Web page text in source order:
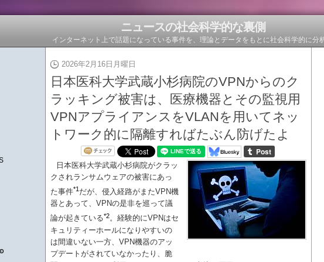
ニュースの社会科学的な裏側
インターネット上で話題になっている事件を、理論とデータをもとに社会科学的に分
2026年2月16日月曜日
日本医科大学武蔵小杉病院のVPNからのク
ラッキング被害は、医療機器とその監視用
VPNアプライアンスをVLANを用いてネッ
トワーク的に隔離すればたぶん防げたよ
日本医科大学武蔵小杉病院がクラッ
クされランサムウェアの被害にあっ
た事件*1 だが、侵入経路がまたVPN機
器とあって、VPNの是非を巡って議
論が起きている*2。経験的にVPNはセ
キュリティーホールになりやすいの
は間違いない一方、VPN機器のアッ
プデートがされていなかったり、脆